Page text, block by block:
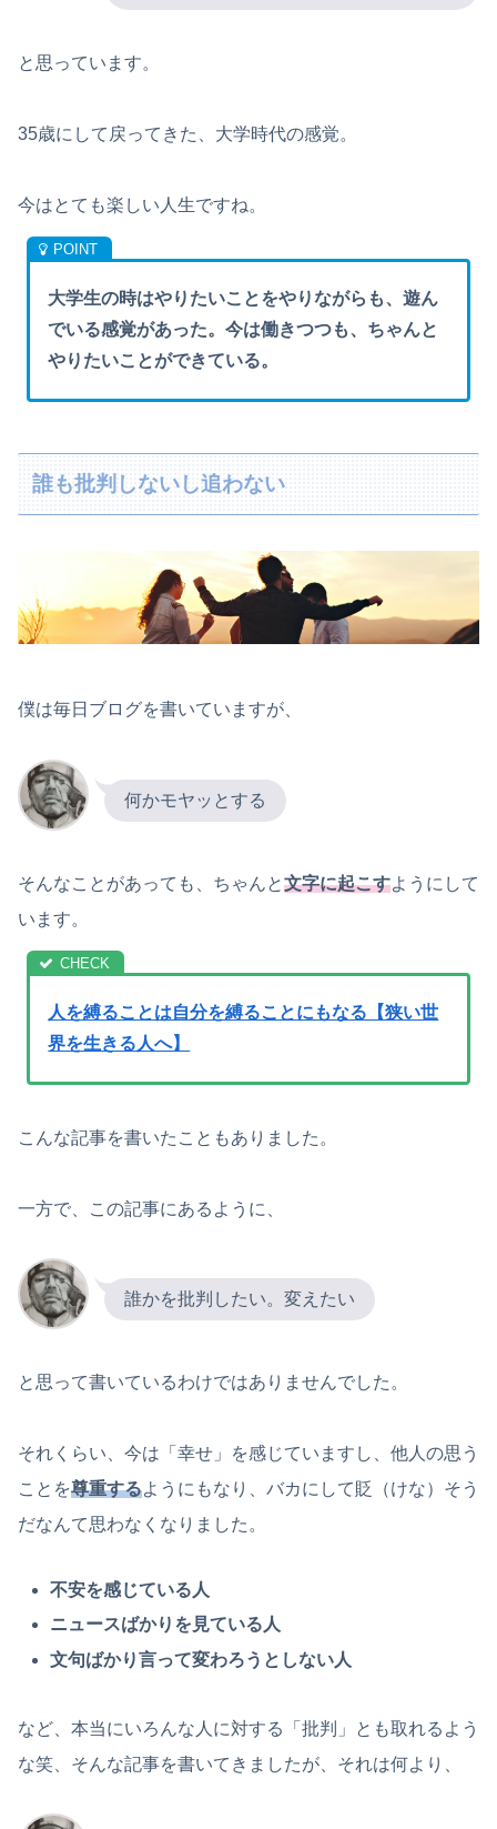
と思っています。
35歳にして戻ってきた、大学時代の感覚。
今はとても楽しい人生ですね。
大学生の時はやりたいことをやりながらも、遊ん
でいる感覚があった。今は働きつつも、ちゃんと
やりたいことができている。
誰も批判しないし追わない
僕は毎日ブログを書いていますが、
何かモヤッとする
そんなことがあっても、ちゃんと文字に起こすようにして
います。
人を縛ることは自分を縛ることにもなる【狭い世
界を生きる人へ】
こんな記事を書いたこともありました。
一方で、この記事にあるように、
誰かを批判したい。変えたい
と思って書いているわけではありませんでした。
それくらい、今は「幸せ」を感じていますし、他人の思う
ことを尊重するようにもなり、バカにして貶（けな）そう
だなんて思わなくなりました。
不安を感じている人
ニュースばかりを見ている人
文句ばかり言って変わろうとしない人
など、本当にいろんな人に対する「批判」とも取れるよう
な笑、そんな記事を書いてきましたが、それは何より、